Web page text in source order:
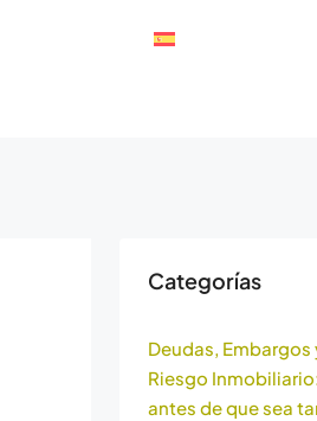
Categorías
Deudas,
Riesgo
antes de que sea